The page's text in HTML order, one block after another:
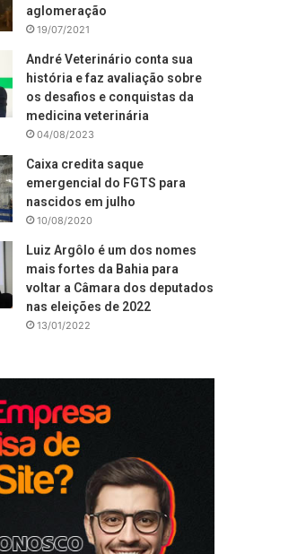
aglomeração
19/07/2021
André Veterinário conta sua
história e faz avaliação sobre
os desafios e conquistas da
medicina veterinária
04/08/2023
Caixa credita saque
emergencial do FGTS para
nascidos em julho
10/08/2020
Luiz Argôlo é um dos nomes
mais fortes da Bahia para
voltar a Câmara dos deputados
nas eleições de 2022
13/01/2022